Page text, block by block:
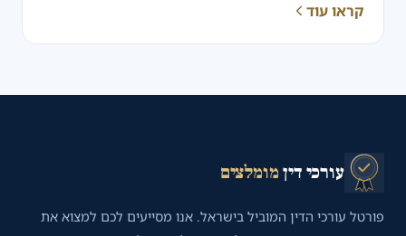
קראו עוד
עורכי דיןמומלצים
פורטל עורכי הדין המוביל בישראל. אנו מסייעים לכם למצוא את